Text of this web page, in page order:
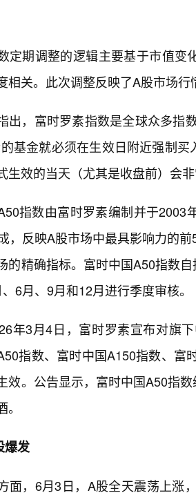
定期调整的逻辑主要基于市值
相关。此次调整反映了A股市场行
出，富时罗素指数是全球众多指
基金就必须在生效日附近强制
生效的当天（尤其是收盘前）会
指数由富时罗素编制并于
，反映A股市场中最具影响力的
的精确指标。富时中国A50指数
6月、9月和12月进行季度审核。
年3月4日，富时罗素宣布对旗
指数、富时中国A150指数、富
效。公告显示，富时中国A50指
爆发
面，6月3日，A股全天震荡上涨